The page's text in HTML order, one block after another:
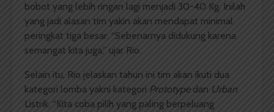
bobot yang lebih ringan lagi menjadi 30-40 Kg. Inilah
yang jadi alasan tim yakin akan mendapat minimal
peringkat tiga besar. “Sebenarnya didukung karena
semangat kita juga,” ujar Rio.
Selain itu, Rio jelaskan tahun ini tim akan ikuti dua
kategori lomba yakni kategori Prototypedan Urban
Listrik. “Kita coba pilih yang paling berpeluang